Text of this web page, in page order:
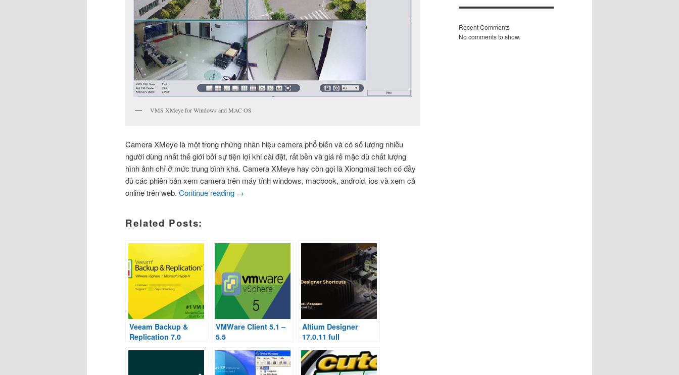
VMS XMeye for Windows and MAC OS
Camera XMeye là một trong những nhãn hiệu camera phổ biến và có số lượng nhiều
người dùng nhất thế giới bởi sự tiện lợi khi cài đặt, rất bền và giá rẻ mặc dù chất lượng
hình ảnh chỉ ở mức trung bình khá. Camera XMeye hay còn gọi là Xiongmai tech có đầy
đủ các phiên bản xem camera trên máy tính windows, macbook, android, ios và xem cả
online trên web. Continue reading →
Related Posts:
Veeam Backup &
Replication 7.0
VMWare Client 5.1 –
5.5
Altium Designer
17.0.11 full
Recent Comments
No comments to show.